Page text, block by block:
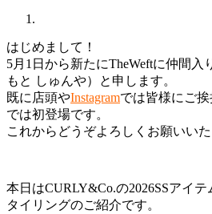
はじめまして！
5月1日から新たにTheWeftに仲間入
もと しゅんや）と申します。
既に店頭やInstagramでは皆様にご挨
では初登場です。
これからどうぞよろしくお願いいた
本日はCURLY&Co.の2026SSアイ
タイリングのご紹介です。